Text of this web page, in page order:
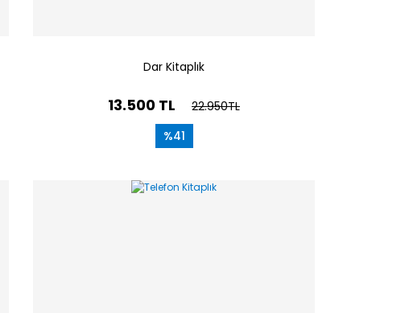
Dar Kitaplık
13.500 TL
22.950TL
%41